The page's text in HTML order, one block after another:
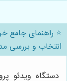
انتخاب و بررسی
دستگاه ویدئو